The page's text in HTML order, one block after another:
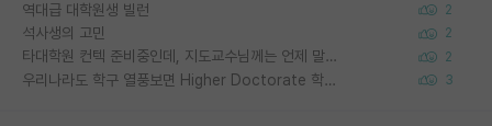
역대급 대학원생 빌런 2
석사생의 고민 2
타대학원 컨텍 준비중인데, 지도교수님께는 언제 말씀드려야 할까요? 2
우리나라도 학구 열풍보면 Higher Doctorate 학위가 필요하다고 봅니다. 3